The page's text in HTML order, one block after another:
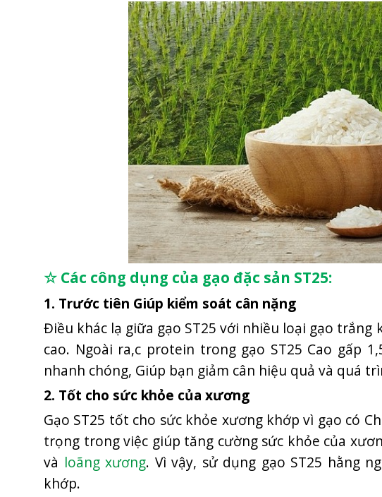
☆ Các công dụng của gạo đặc sản ST25:
1. Trước tiên Giúp kiểm soát cân nặng
Điều khác lạ giữa gạo ST25 với nhiều loại gạo
cao. Ngoài ra,c protein trong gạo ST25 Cao gấp
nhanh chóng, Giúp bạn giảm cân hiệu quả và quá
2. Tốt cho sức khỏe của xương
Gạo ST25 tốt cho sức khỏe xương khớp vì gạo có
trọng trong việc giúp tăng cường sức khỏe của
và loãng xương. Vì vậy, sử dụng gạo ST25 hằng
khớp.